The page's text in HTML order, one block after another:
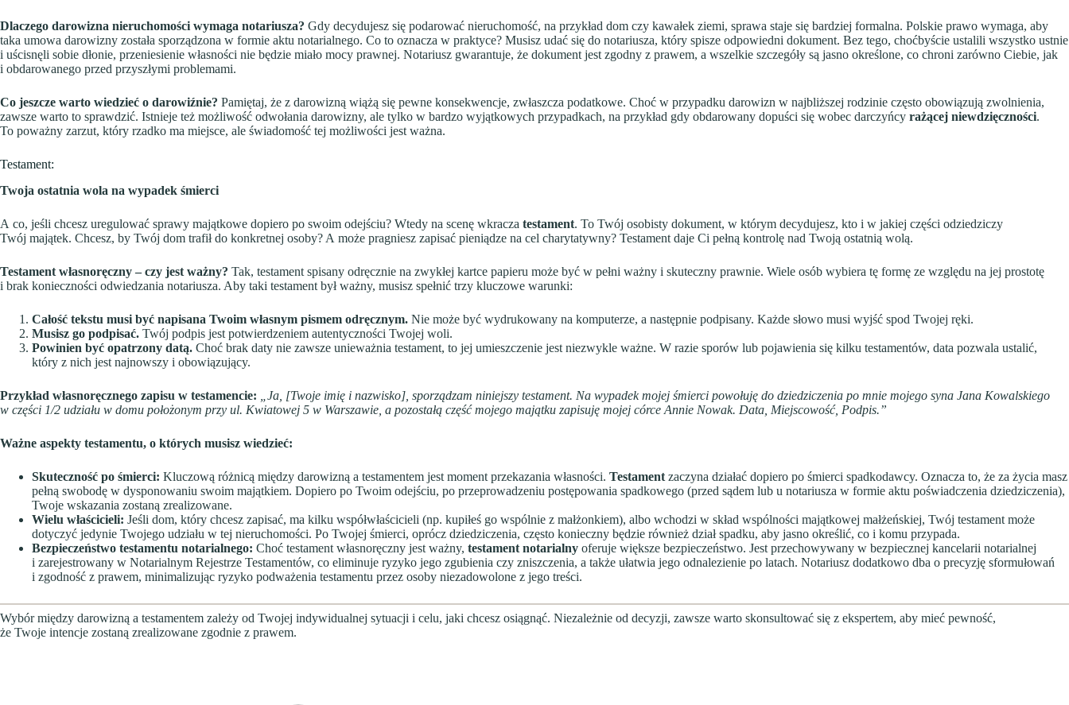
Dlaczego darowizna nieruchomości wymaga notariusza? Gdy decydujesz się podarować nieruchomość, na przykład dom czy kawałek ziemi, sprawa staje się bardziej formalna. Polskie prawo wymaga, aby
taka umowa darowizny została sporządzona w formie aktu notarialnego. Co to oznacza w praktyce? Musisz udać się do notariusza, który spisze odpowiedni dokument. Bez tego, choćbyście ustalili wszystko ustnie
i uścisnęli sobie dłonie, przeniesienie własności nie będzie miało mocy prawnej. Notariusz gwarantuje, że dokument jest zgodny z prawem, a wszelkie szczegóły są jasno określone, co chroni zarówno Ciebie, jak
i obdarowanego przed przyszłymi problemami.
Co jeszcze warto wiedzieć o darowiźnie? Pamiętaj, że z darowizną wiążą się pewne konsekwencje, zwłaszcza podatkowe. Choć w przypadku darowizn w najbliższej rodzinie często obowiązują zwolnienia,
zawsze warto to sprawdzić. Istnieje też możliwość odwołania darowizny, ale tylko w bardzo wyjątkowych przypadkach, na przykład gdy obdarowany dopuści się wobec darczyńcy rażącej niewdzięczności.
To poważny zarzut, który rzadko ma miejsce, ale świadomość tej możliwości jest ważna.
Testament:
Twoja ostatnia wola na wypadek śmierci
A co, jeśli chcesz uregulować sprawy majątkowe dopiero po swoim odejściu? Wtedy na scenę wkracza testament. To Twój osobisty dokument, w którym decydujesz, kto i w jakiej części odziedziczy
Twój majątek. Chcesz, by Twój dom trafił do konkretnej osoby? A może pragniesz zapisać pieniądze na cel charytatywny? Testament daje Ci pełną kontrolę nad Twoją ostatnią wolą.
Testament własnoręczny – czy jest ważny? Tak, testament spisany odręcznie na zwykłej kartce papieru może być w pełni ważny i skuteczny prawnie. Wiele osób wybiera tę formę ze względu na jej prostotę
i brak konieczności odwiedzania notariusza. Aby taki testament był ważny, musisz spełnić trzy kluczowe warunki:
Całość tekstu musi być napisana Twoim własnym pismem odręcznym. Nie może być wydrukowany na komputerze, a następnie podpisany. Każde słowo musi wyjść spod Twojej ręki.
Musisz go podpisać. Twój podpis jest potwierdzeniem autentyczności Twojej woli.
Powinien być opatrzony datą. Choć brak daty nie zawsze unieważnia testament, to jej umieszczenie jest niezwykle ważne. W razie sporów lub pojawienia się kilku testamentów, data pozwala ustalić,
który z nich jest najnowszy i obowiązujący.
Przykład własnoręcznego zapisu w testamencie:
„Ja, [Twoje imię i nazwisko], sporządzam niniejszy testament. Na wypadek mojej śmierci powołuję do dziedziczenia po mnie mojego syna Jana Kowalskiego
w części 1/2 udziału w domu położonym przy ul. Kwiatowej 5 w Warszawie, a pozostałą część mojego majątku zapisuję mojej córce Annie Nowak. Data, Miejscowość, Podpis.”
Ważne aspekty testamentu, o których musisz wiedzieć:
Skuteczność po śmierci: Kluczową różnicą między darowizną a testamentem jest moment przekazania własności. Testament zaczyna działać dopiero po śmierci spadkodawcy. Oznacza to, że za życia masz
pełną swobodę w dysponowaniu swoim majątkiem. Dopiero po Twoim odejściu, po przeprowadzeniu postępowania spadkowego (przed sądem lub u notariusza w formie aktu poświadczenia dziedziczenia),
Twoje wskazania zostaną zrealizowane.
Wielu właścicieli: Jeśli dom, który chcesz zapisać, ma kilku współwłaścicieli (np. kupiłeś go wspólnie z małżonkiem), albo wchodzi w skład wspólności majątkowej małżeńskiej, Twój testament może
dotyczyć jedynie Twojego udziału w tej nieruchomości. Po Twojej śmierci, oprócz dziedziczenia, często konieczny będzie również dział spadku, aby jasno określić, co i komu przypada.
Bezpieczeństwo testamentu notarialnego: Choć testament własnoręczny jest ważny, testament notarialny oferuje większe bezpieczeństwo. Jest przechowywany w bezpiecznej kancelarii notarialnej
i zarejestrowany w Notarialnym Rejestrze Testamentów, co eliminuje ryzyko jego zgubienia czy zniszczenia, a także ułatwia jego odnalezienie po latach. Notariusz dodatkowo dba o precyzję sformułowań
i zgodność z prawem, minimalizując ryzyko podważenia testamentu przez osoby niezadowolone z jego treści.
Wybór między darowizną a testamentem zależy od Twojej indywidualnej sytuacji i celu, jaki chcesz osiągnąć. Niezależnie od decyzji, zawsze warto skonsultować się z ekspertem, aby mieć pewność,
że Twoje intencje zostaną zrealizowane zgodnie z prawem.